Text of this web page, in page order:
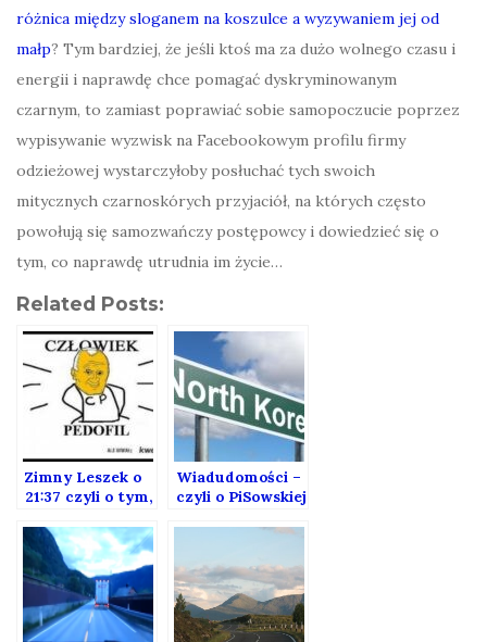
różnica między sloganem na koszulce a wyzywaniem jej od
małp? Tym bardziej, że jeśli ktoś ma za dużo wolnego czasu i
energii i naprawdę chce pomagać dyskryminowanym
czarnym, to zamiast poprawiać sobie samopoczucie poprzez
wypisywanie wyzwisk na Facebookowym profilu firmy
odzieżowej wystarczyłoby posłuchać tych swoich
mitycznych czarnoskórych przyjaciół, na których często
powołują się samozwańczy postępowcy i dowiedzieć się o
tym, co naprawdę utrudnia im życie…
Related Posts:
Zimny Leszek o
21:37 czyli o tym,
powinno się
przeginać z
żałobą.
Wiadudomości –
czyli o PiSowskiej